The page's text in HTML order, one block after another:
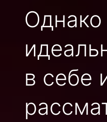
в себе